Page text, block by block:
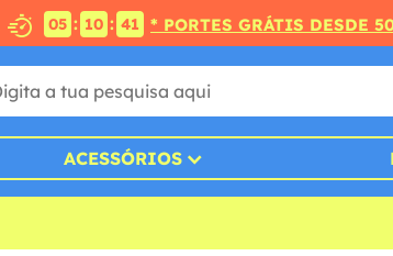
05 : 10 : 40 * PORTES GRÁTIS DESDE
ACESSÓRIOS